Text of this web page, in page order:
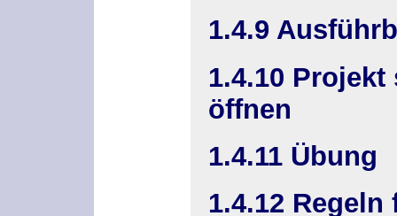
1.4.9
1.4.10
öffnen
1.4.11 Übung
1.4.12